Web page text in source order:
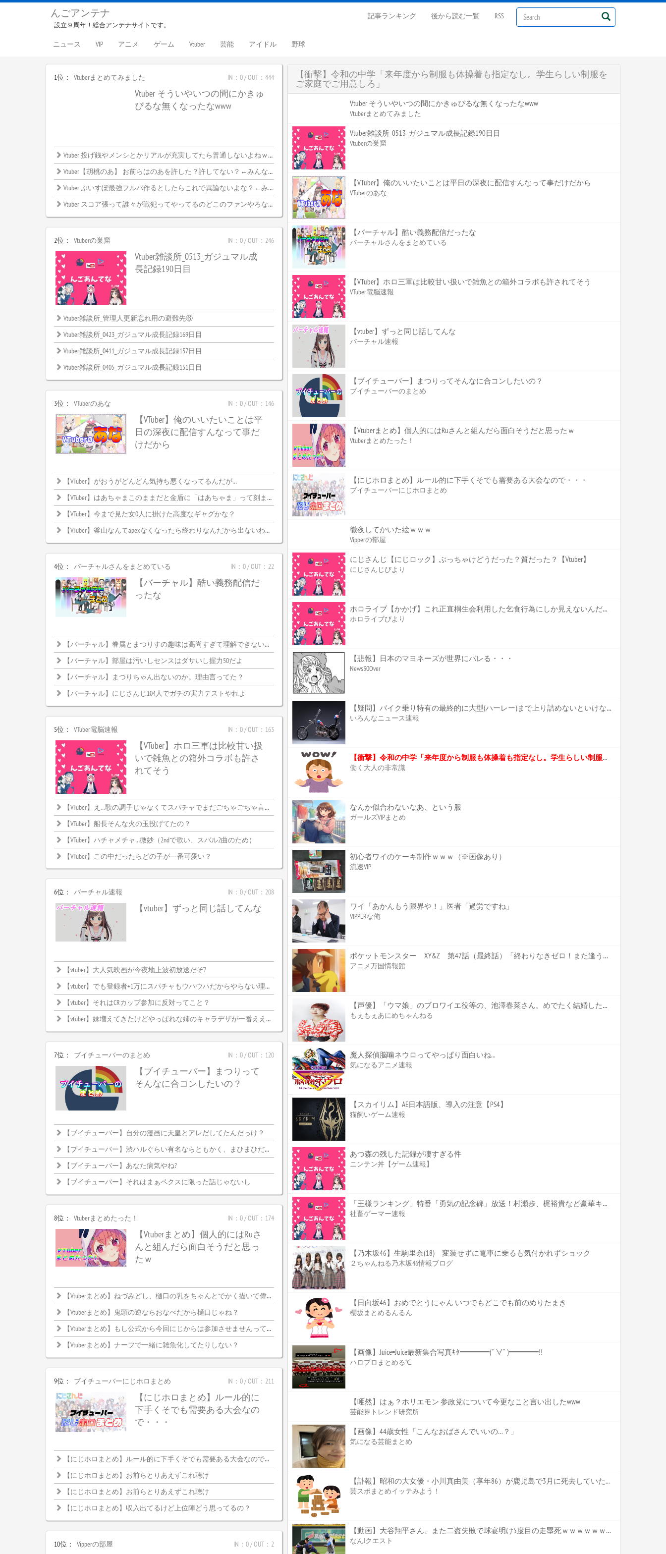
んごアンテナ
設立９周年！総合アンテナサイトです。
記事ランキング 後から読む一覧 RSS
ニュース VIP アニメ ゲーム Vtuber 芸能 アイドル 野球
1位： Vtuberまとめてみました IN：0 / OUT：444
Vtuber そういやいつの間にかきゅ
ぴるな無くなったなwww
Vtuber 投げ銭やメンシとかリアルが充実してたら普通しないよねｗｗｗｗｗｗｗｗｗｗ
Vtuber【胡桃のあ】 お前らはのあを許した？許してない？←みんなの意見がこちらｗｗｗｗｗｗｗｗｗｗ
Vtuber ぶいすぽ最強フルパ作るとしたらこれで異論ないよな？←みんな納得wwwww
Vtuber スコア張って誰々が戦犯ってやってるのどこのファンやろな…？
2位： Vtuberの巣窟 IN：0 / OUT：246
Vtuber雑談所_0513_ガジュマル成
長記録190日目
Vtuber雑談所_管理人更新忘れ用の避難先⑥
Vtuber雑談所_0423_ガジュマル成長記録169日目
Vtuber雑談所_0411_ガジュマル成長記録157日目
Vtuber雑談所_0405_ガジュマル成長記録151日目
3位： VTuberのあな IN：0 / OUT：146
【VTuber】俺のいいたいことは平
日の深夜に配信すんなって事だ
けだから
【VTuber】がおうがどんどん気持ち悪くなってるんだが…
【VTuber】はあちゃまこのままだと金盾に「はあちゃま」って刻まれるけどいいのか
【VTuber】今まで見た女0人に掛けた高度なギャグかな？
【VTuber】釜山なんてapexなくなったら終わりなんだから出ないわけがない
4位： バーチャルさんをまとめている IN：0 / OUT：22
【バーチャル】酷い義務配信だ
ったな
【バーチャル】眷属とまつりすの趣味は高尚すぎて理解できないわｗｗ
【バーチャル】部屋は汚いしセンスはダサいし握力50だよ
【バーチャル】まつりちゃん出ないのか。理由言ってた？
【バーチャル】にじさんじ104人でガチの実力テストやれよ
5位： VTuber電脳速報 IN：0 / OUT：163
【VTuber】ホロ三軍は比較甘い扱
いで雑魚との箱外コラボも許さ
れてそう
【VTuber】え…歌の調子じゃなくてスパチャでまだごちゃごちゃ言ってんの…？
【VTuber】船長そんな火の玉投げてたの？
【VTuber】ハチャメチャ…微妙（2ndで歌い、スバル2曲のため）
【VTuber】この中だったらどの子が一番可愛い？
6位： バーチャル速報 IN：0 / OUT：208
【vtuber】ずっと同じ話してんな
【vtuber】大人気映画が今夜地上波初放送だぞ?
【vtuber】でも登録者+1万にスパチャもウハウハだからやらない理由がないんだわ・・・
【vtuber】それはCRカップ参加に反対ってこと？
【vtuber】妹増えてきたけどやっぱれな姉のキャラデザが一番ええな
7位： ブイチューバーのまとめ IN：0 / OUT：120
【ブイチューバー】まつりって
そんなに合コンしたいの？
【ブイチューバー】自分の漫画に天皇とアレだしてたんだっけ？
【ブイチューバー】渋ハルぐらい有名ならともかく、まひまひだと釈迦側のコメ欄が誰？
【ブイチューバー】あなた病気やね?
【ブイチューバー】それはまぁペクスに限った話じゃないし
8位： Vtuberまとめたった！ IN：0 / OUT：174
【Vtuberまとめ】個人的にはRuさ
んと組んだら面白そうだと思っ
たｗ
【Vtuberまとめ】ねづみどし、樋口の乳をちゃんとでかく描いて偉いぞ?
【Vtuberまとめ】鬼頭の逆ならおなべだから樋口じゃね？
【Vtuberまとめ】もし公式から今回にじからは参加させませんって発表したらどうなるんだろ、CRカップ中止になるんかなにじと絡めないならプロ側としてはなんの利点もないし
【Vtuberまとめ】ナーフで一緒に雑魚化してたりしない？
9位： ブイチューバーにじホロまとめ IN：0 / OUT：211
【にじホロまとめ】ルール的に
下手くそでも需要ある大会なの
で・・・
【にじホロまとめ】ルール的に下手くそでも需要ある大会なので・・・
【にじホロまとめ】お前らとりあえずこれ聴け
【にじホロまとめ】お前らとりあえずこれ聴け
【にじホロまとめ】収入出てるけど上位陣どう思ってるの？
10位： Vipperの部屋 IN：0 / OUT：2
【衝撃】令和の中学「来年度から制服も体操着も指定なし。学生らしい制服を
ご家庭でご用意しろ」
Vtuber そういやいつの間にかきゅぴるな無くなったなwww
Vtuberまとめてみました
Vtuber雑談所_0513_ガジュマル成長記録190日目
Vtuberの巣窟
【VTuber】俺のいいたいことは平日の深夜に配信すんなって事だけだから
VTuberのあな
【バーチャル】酷い義務配信だったな
バーチャルさんをまとめている
【VTuber】ホロ三軍は比較甘い扱いで雑魚との箱外コラボも許されてそう
VTuber電脳速報
【vtuber】ずっと同じ話してんな
バーチャル速報
【ブイチューバー】まつりってそんなに合コンしたいの？
ブイチューバーのまとめ
【Vtuberまとめ】個人的にはRuさんと組んだら面白そうだと思ったｗ
Vtuberまとめたった！
【にじホロまとめ】ルール的に下手くそでも需要ある大会なので・・・
ブイチューバーにじホロまとめ
徹夜してかいた絵ｗｗｗ
Vipperの部屋
にじさんじ【にじロック】ぶっちゃけどうだった？質だった？【Vtuber】
にじさんじびより
ホロライブ【かかげ】これ正直桐生会利用した乞食行為にしか見えないんだがいいのかこれ かかげって直接関わりがあるわけじゃないだろ【Vtuber】
ホロライブびより
【悲報】日本のマヨネーズが世界にバレる・・・
News30Over
【疑問】バイク乗り特有の最終的に大型(ハーレー)まで上り詰めないといけない風潮←これ
いろんなニュース速報
【衝撃】令和の中学「来年度から制服も体操着も指定なし。学生らしい制服をご家庭でご用意しろ」
働く大人の非常識
なんか似合わないなあ、という服
ガールズVIPまとめ
初心者ワイのケーキ制作ｗｗｗ（※画像あり）
流速VIP
ワイ「あかんもう限界や！」医者「過労ですね」
VIPPERな俺
ポケットモンスター XY&Z 第47話（最終話）「終わりなきゼロ！また逢う日まで！！」 感想【キャプ画像あり】
アニメ万国情報館
【声優】「ウマ娘」のブロワイエ役等の、池澤春菜さん。めでたく結婚したのだが、ざーさんと間違われるって…【ざーさん、結婚してたやろ？？】
もぇもぇあにめちゃんねる
魔人探偵脳噛ネウロってやっぱり面白いね...
気になるアニメ速報
【スカイリム】AE日本語版、導入の注意【PS4】
猫飼いゲーム速報
あつ森の残した記録が凄すぎる件
ニンテン丼【ゲーム速報】
「王様ランキング」特番「勇気の記念碑」放送！村瀬歩、梶裕貴など豪華キャスト出演！
社畜ゲーマー速報
【乃木坂46】生駒里奈(18) 変装せずに電車に乗るも気付かれずショック
２ちゃんねる乃木坂46情報ブログ
【日向坂46】おめでとうにゃん いつでもどこでも前のめりたまき
櫻坂まとめるんるん
【画像】Juice=Juice最新集合写真ｷﾀ━━━━(ﾟ∀ﾟ)━━━━!!
ハロプロまとめる℃
【唖然】はぁ？ホリエモン 参政党について今更なこと言い出したwww
芸能界トレンド研究所
【画像】44歳女性「こんなおばさんでいいの…？」
気になる芸能まとめ
【訃報】昭和の大女優・小川真由美（享年86）が鹿児島で3月に死去していた...
芸スポまとめイッテみよう！
【動画】大谷翔平さん、また二盗失敗で球宴明け5度目の走塁死ｗｗｗｗｗｗｗｗｗｗ
なんJクエスト